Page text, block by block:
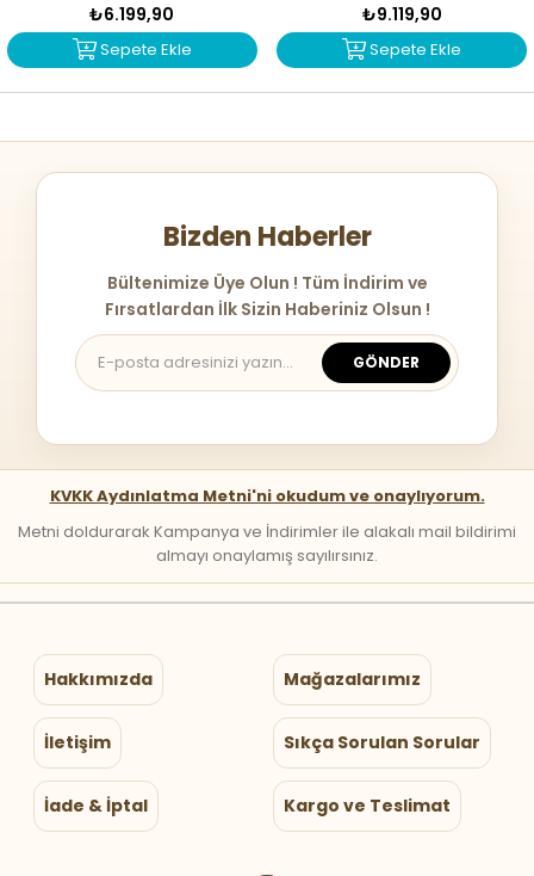
₺6.199,90
Sepete Ekle
₺9.119,90
Sepete Ekle
Bizden Haberler
Bültenimize Üye Olun ! Tüm İndirim ve
Fırsatlardan İlk Sizin Haberiniz Olsun !
GÖNDER
KVKK Aydınlatma Metni'ni okudum ve onaylıyorum.
Metni doldurarak Kampanya ve İndirimler ile alakalı mail bildirimi
almayı onaylamış sayılırsınız.
Hakkımızda Mağazalarımız
İletişim Sıkça Sorulan Sorular
İade & İptal Kargo ve Teslimat